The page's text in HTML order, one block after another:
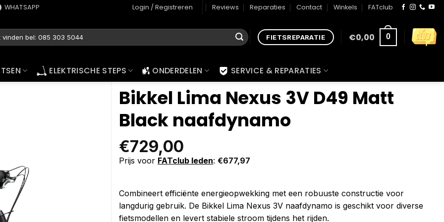
WHATSAPP Login / Registreren Reviews Reparaties Contact Winkels FATclub
FIETSREPARATIE €0,00 0
ELEKTRISCHE STEPS ONDERDELEN SERVICE & REPARATIES
Bikkel Lima Nexus 3V D49 Matt
Black naafdynamo
€729,00
Prijs voor FATclub leden: €677,97
Combineert efficiënte energieopwekking met een robuuste constructie voor
langdurig gebruik. De Bikkel Lima Nexus 3V naafdynamo is geschikt voor diverse
fietsmodellen en levert stabiele stroom tijdens het rijden.